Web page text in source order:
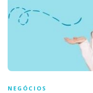
NEGÓCIOS